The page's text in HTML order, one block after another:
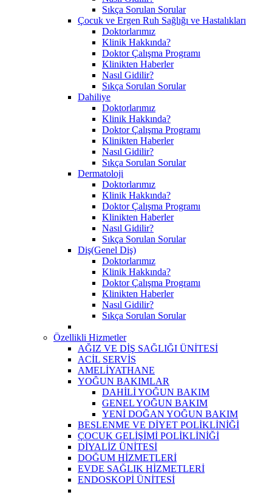
Sıkça Sorulan Sorular
Çocuk ve Ergen Ruh Sağlığı ve Hastalıkları
Doktorlarımız
Klinik Hakkında?
Doktor Çalışma Programı
Klinikten Haberler
Nasıl Gidilir?
Sıkça Sorulan Sorular
Dahiliye
Doktorlarımız
Klinik Hakkında?
Doktor Çalışma Programı
Klinikten Haberler
Nasıl Gidilir?
Sıkça Sorulan Sorular
Dermatoloji
Doktorlarımız
Klinik Hakkında?
Doktor Çalışma Programı
Klinikten Haberler
Nasıl Gidilir?
Sıkça Sorulan Sorular
Diş(Genel Diş)
Doktorlarımız
Klinik Hakkında?
Doktor Çalışma Programı
Klinikten Haberler
Nasıl Gidilir?
Sıkça Sorulan Sorular
Özellikli Hizmetler
AĞIZ VE DİŞ SAĞLIĞI ÜNİTESİ
ACİL SERVİS
AMELİYATHANE
YOĞUN BAKIMLAR
DAHİLİ YOĞUN BAKIM
GENEL YOĞUN BAKIM
YENİ DOĞAN YOĞUN BAKIM
BESLENME VE DİYET POLİKLİNİĞİ
ÇOCUK GELİŞİMİ POLİKLİNİĞİ
DİYALİZ ÜNİTESİ
DOĞUM HİZMETLERİ
EVDE SAĞLIK HİZMETLERİ
ENDOSKOPİ ÜNİTESİ